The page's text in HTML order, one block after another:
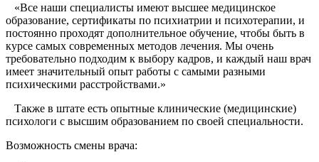
«Все наши специалисты имеют высшее медицинское
образование, сертификаты по психиатрии и психотерапии, и
постоянно проходят дополнительное обучение, чтобы быть в
курсе самых современных методов лечения. Мы очень
требовательно подходим к выбору кадров, и каждый наш врач
имеет значительный опыт работы с самыми разными
психическими расстройствами.»
Также в штате есть опытные клинические (медицинские)
психологи с высшим образованием по своей специальности.
Возможность смены врача: